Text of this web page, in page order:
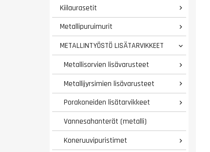
Kiilaurasetit 
Metallipuruimurit 
METALLINTYÖSTÖ LISÄTARVIKKEET 
Metallisorvien lisävarusteet 
Metallijyrsimien lisävarusteet 
Porakoneiden lisätarvikkeet 
Vannesahanterät (metalli)
Koneruuvipuristimet
